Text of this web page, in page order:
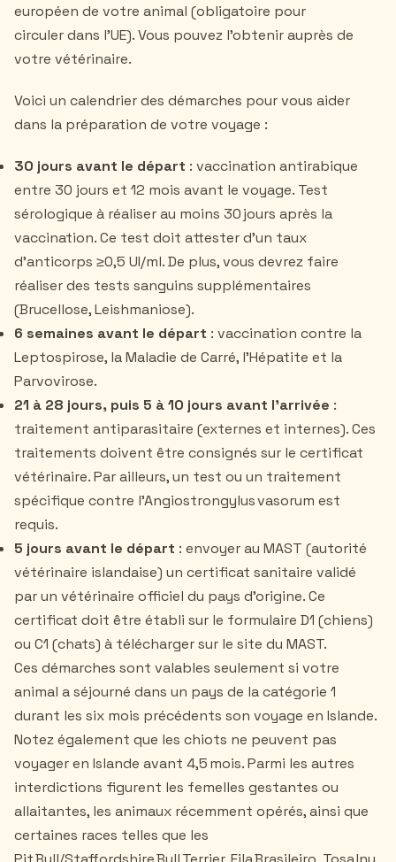
européen de votre animal (obligatoire pour
circuler dans l’UE). Vous pouvez l’obtenir auprès de
votre vétérinaire.
Voici un calendrier des démarches pour vous aider
dans la préparation de votre voyage :
30 jours avant le départ : vaccination antirabique
entre 30 jours et 12 mois avant le voyage. Test
sérologique à réaliser au moins 30 jours après la
vaccination. Ce test doit attester d’un taux
d’anticorps ≥0,5 UI/ml. De plus, vous devrez faire
réaliser des tests sanguins supplémentaires
(Brucellose, Leishmaniose).
6 semaines avant le départ : vaccination contre la
Leptospirose, la Maladie de Carré, l’Hépatite et la
Parvovirose.
21 à 28 jours, puis 5 à 10 jours avant l'arrivée :
traitement antiparasitaire (externes et internes). Ces
traitements doivent être consignés sur le certificat
vétérinaire. Par ailleurs, un test ou un traitement
spécifique contre l’Angiostrongylus vasorum est
requis.
5 jours avant le départ : envoyer au MAST (autorité
vétérinaire islandaise) un certificat sanitaire validé
par un vétérinaire officiel du pays d’origine. Ce
certificat doit être établi sur le formulaire D1 (chiens)
ou C1 (chats) à télécharger sur le site du MAST.
Ces démarches sont valables seulement si votre
animal a séjourné dans un pays de la catégorie 1
durant les six mois précédents son voyage en Islande.
Notez également que les chiots ne peuvent pas
voyager en Islande avant 4,5 mois. Parmi les autres
interdictions figurent les femelles gestantes ou
allaitantes, les animaux récemment opérés, ainsi que
certaines races telles que les